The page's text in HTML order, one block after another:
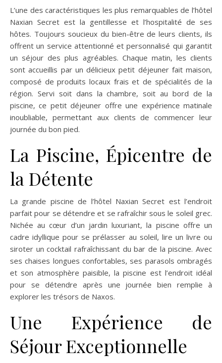
L’une des caractéristiques les plus remarquables de l’hôtel
Naxian Secret est la gentillesse et l’hospitalité de ses
hôtes. Toujours soucieux du bien-être de leurs clients, ils
offrent un service attentionné et personnalisé qui garantit
un séjour des plus agréables. Chaque matin, les clients
sont accueillis par un délicieux petit déjeuner fait maison,
composé de produits locaux frais et de spécialités de la
région. Servi soit dans la chambre, soit au bord de la
piscine, ce petit déjeuner offre une expérience matinale
inoubliable, permettant aux clients de commencer leur
journée du bon pied.
La Piscine, Épicentre de
la Détente
La grande piscine de l’hôtel Naxian Secret est l’endroit
parfait pour se détendre et se rafraîchir sous le soleil grec.
Nichée au cœur d’un jardin luxuriant, la piscine offre un
cadre idyllique pour se prélasser au soleil, lire un livre ou
siroter un cocktail rafraîchissant du bar de la piscine. Avec
ses chaises longues confortables, ses parasols ombragés
et son atmosphère paisible, la piscine est l’endroit idéal
pour se détendre après une journée bien remplie à
explorer les trésors de Naxos.
Une Expérience de
Séjour Exceptionnelle